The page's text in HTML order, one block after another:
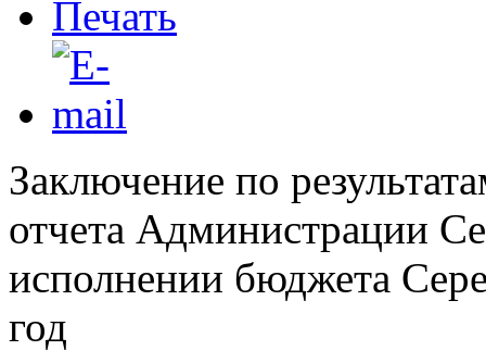
Заключение по
отчета Администрации
исполнении бюджета
год